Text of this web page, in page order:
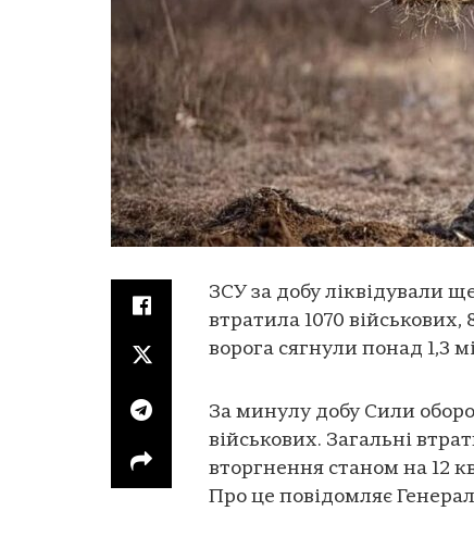
ЗСУ за добу ліквідували
втратила 1070 військових,
ворога сягнули понад 1,3
За минулу добу Сили
військових. Загальні
вторгнення станом на 12
Про це повідомляє